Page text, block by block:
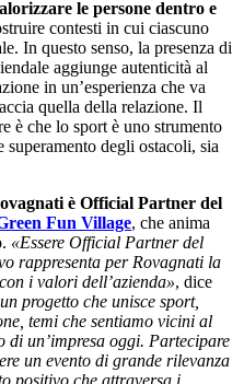
le persone dentro e
contesti in cui ciascuno
In questo senso, la presenza di
aggiunge autenticità al
in un’esperienza che va
quella della relazione. Il
è che lo sport è uno strumento
superamento degli ostacoli, sia
è Official Partner del
Fun Village, che anima
«Essere Official Partner del
rappresenta per Rovagnati la
i valori dell’azienda», dice
progetto che unisce sport,
temi che sentiamo vicini al
un’impresa oggi. Partecipare
un evento di grande rilevanza